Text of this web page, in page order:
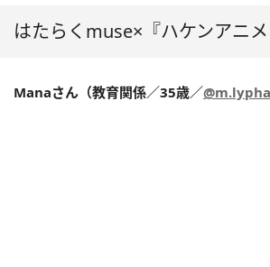
はたらくmuse×『ハケンアニ
Manaさん（教育関係／35歳／